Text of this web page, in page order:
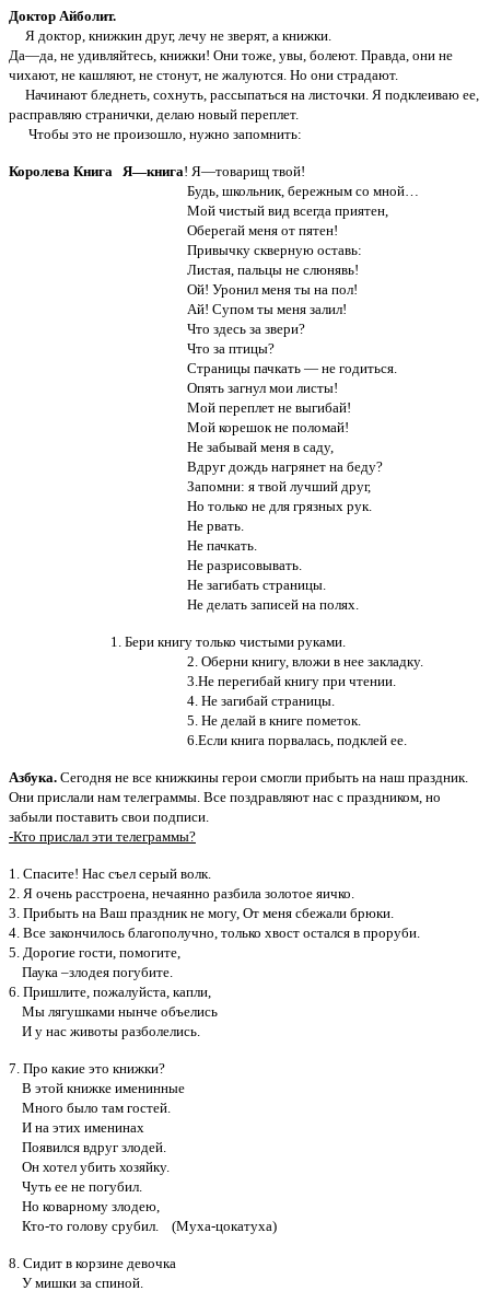
Доктор Айболит.
Я доктор, книжкин друг, лечу не зверят, а книжки.
Да—да, не удивляйтесь, книжки! Они тоже, увы, болеют. Правда, они не
чихают, не кашляют, не стонут, не жалуются. Но они страдают.
Начинают бледнеть, сохнуть, рассыпаться на листочки. Я подклеиваю ее,
расправляю странички, делаю новый переплет.
Чтобы это не произошло, нужно запомнить:
Королева Книга Я—книга! Я—товарищ твой!
Будь, школьник, бережным со мной…
Мой чистый вид всегда приятен,
Оберегай меня от пятен!
Привычку скверную оставь:
Листая, пальцы не слюнявь!
Ой! Уронил меня ты на пол!
Ай! Супом ты меня залил!
Что здесь за звери?
Что за птицы?
Страницы пачкать — не годиться.
Опять загнул мои листы!
Мой переплет не выгибай!
Мой корешок не поломай!
Не забывай меня в саду,
Вдруг дождь нагрянет на беду?
Запомни: я твой лучший друг,
Но только не для грязных рук.
Не рвать.
Не пачкать.
Не разрисовывать.
Не загибать страницы.
Не делать записей на полях.
1. Бери книгу только чистыми руками.
2. Оберни книгу, вложи в нее закладку.
3.Не перегибай книгу при чтении.
4. Не загибай страницы.
5. Не делай в книге пометок.
6.Если книга порвалась, подклей ее.
Азбука. Сегодня не все книжкины герои смогли прибыть на наш праздник.
Они прислали нам телеграммы. Все поздравляют нас с праздником, но
забыли поставить свои подписи.
-Кто прислал эти телеграммы?
1. Спасите! Нас съел серый волк.
2. Я очень расстроена, нечаянно разбила золотое яичко.
3. Прибыть на Ваш праздник не могу, От меня сбежали брюки.
4. Все закончилось благополучно, только хвост остался в проруби.
5. Дорогие гости, помогите,
Паука –злодея погубите.
6. Пришлите, пожалуйста, капли,
Мы лягушками нынче объелись
И у нас животы разболелись.
7. Про какие это книжки?
В этой книжке именинные
Много было там гостей.
И на этих именинах
Появился вдруг злодей.
Он хотел убить хозяйку.
Чуть ее не погубил.
Но коварному злодею,
Кто-то голову срубил. (Муха-цокатуха)
8. Сидит в корзине девочка
У мишки за спиной.